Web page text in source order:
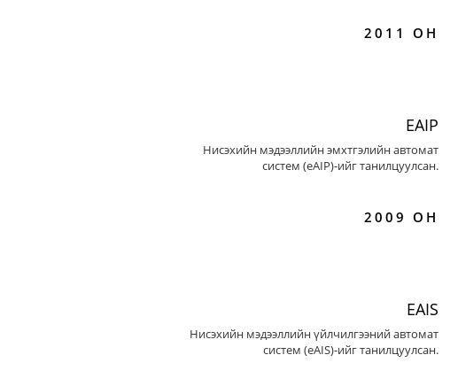
2011 ОН
EAIP
Нисэхийн мэдээллийн эмхтгэлийн автомат
систем (eAIP)-ийг танилцуулсан.
2009 ОН
EAIS
Нисэхийн мэдээллийн үйлчилгээний автомат
систем (eAIS)-ийг танилцуулсан.